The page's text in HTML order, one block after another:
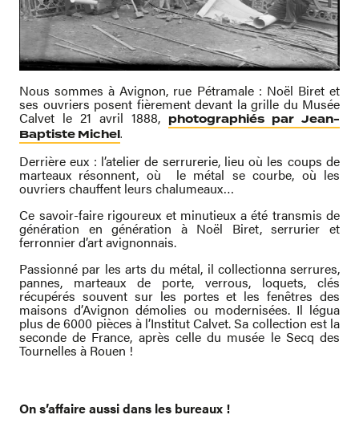
Nous sommes à Avignon, rue Pétramale : Noël Biret et
ses ouvriers posent fièrement devant la grille du Musée
Calvet le 21 avril 1888, photographiés par Jean-
Baptiste Michel.
Derrière eux : l’atelier de serrurerie, lieu où les coups de
marteaux résonnent, où le métal se courbe, où les
ouvriers chauffent leurs chalumeaux…
Ce savoir-faire rigoureux et minutieux a été transmis de
génération en génération à Noël Biret, serrurier et
ferronnier d’art avignonnais.
Passionné par les arts du métal, il collectionna serrures,
pannes, marteaux de porte, verrous, loquets, clés
récupérés souvent sur les portes et les fenêtres des
maisons d’Avignon démolies ou modernisées. Il légua
plus de 6000 pièces à l’Institut Calvet. Sa collection est la
seconde de France, après celle du musée le Secq des
Tournelles à Rouen !
On s’affaire aussi dans les bureaux !